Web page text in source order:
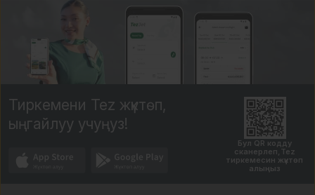
Тиркемени Tez жүктөп,
ыңгайлуу учуңуз!
Бул QR кодду
сканерлеп,Tez
тиркемесин жүктөп
алыңыз